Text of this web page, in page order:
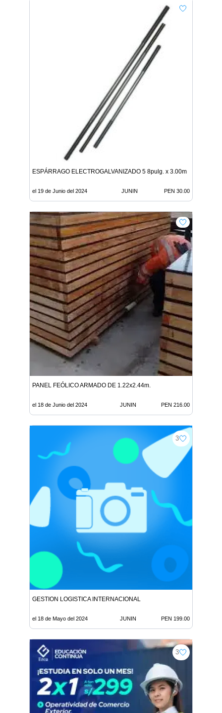
ESPÁRRAGO ELECTROGALVANIZADO 5 8pulg. x 3.00m
el 19 de Junio del 2024 JUNIN PEN 30.00
PANEL FEÓLICO ARMADO DE 1.22x2.44m.
el 18 de Junio del 2024 JUNIN PEN 216.00
3
GESTION LOGISTICA INTERNACIONAL
el 18 de Mayo del 2024 JUNIN PEN 199.00
3